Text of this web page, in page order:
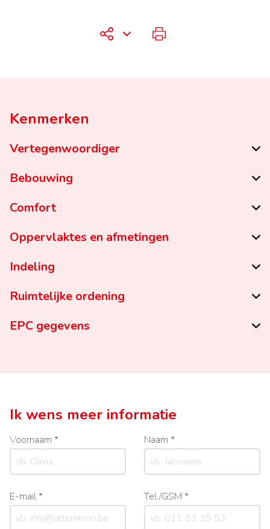
Kenmerken
Vertegenwoordiger
Bebouwing
Comfort
Oppervlaktes en afmetingen
Indeling
Ruimtelijke ordening
EPC gegevens
Ik wens meer informatie
Voornaam * Naam *
E-mail * Tel./GSM *